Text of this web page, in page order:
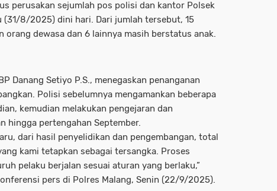
perusakan sejumlah pos polisi dan kantor Polsek
(31/8/2025) dini hari. Dari jumlah tersebut, 15
orang dewasa dan 6 lainnya masih berstatus anak.
Danang Setiyo P.S., menegaskan penanganan
Polisi sebelumnya mengamankan beberapa
kemudian melakukan pengejaran dan
hingga pertengahan September.
dari hasil penyelidikan dan pengembangan, total
kami tetapkan sebagai tersangka. Proses
pelaku berjalan sesuai aturan yang berlaku,”
pers di Polres Malang, Senin (22/9/2025).